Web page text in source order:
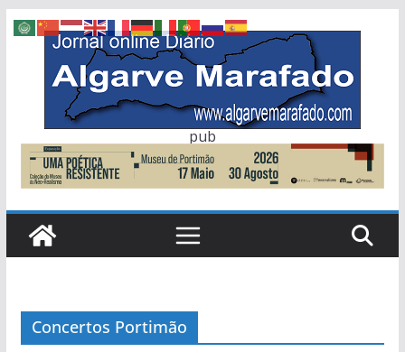
Skip
content
pub
Concertos Portimão